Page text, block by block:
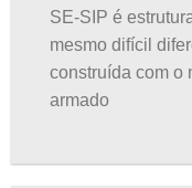
SE-SIP é
mesmo difícil
construída com o
armado